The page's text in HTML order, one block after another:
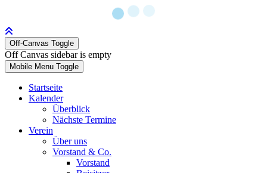
Off-Canvas Toggle
Off Canvas sidebar is empty
Mobile Menu Toggle
Startseite
Kalender
Überblick
Nächste Termine
Verein
Über uns
Vorstand & Co.
Vorstand